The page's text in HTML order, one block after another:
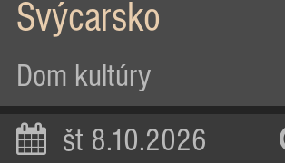
Švýcarsko
Dom kultúry
št 8.10.2026